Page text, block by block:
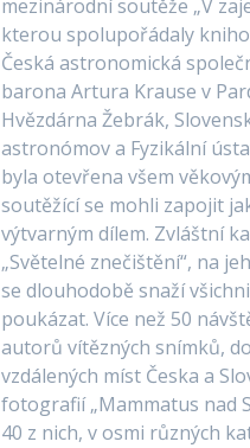
mezinárodní soutěže „V
kterou spolupořádaly
Česká astronomická
barona Artura Krause v
Hvězdárna Žebrák,
astronómov a Fyzikální
byla otevřena všem
soutěžící se mohli zapojit
výtvarným dílem. Zvláštní
„Světelné znečištění“, na
se dlouhodobě snaží
poukázat. Více než 50
autorů vítězných snímků,
vzdálených míst Česka a
fotografií „Mammatus nad
40 z nich, v osmi různých